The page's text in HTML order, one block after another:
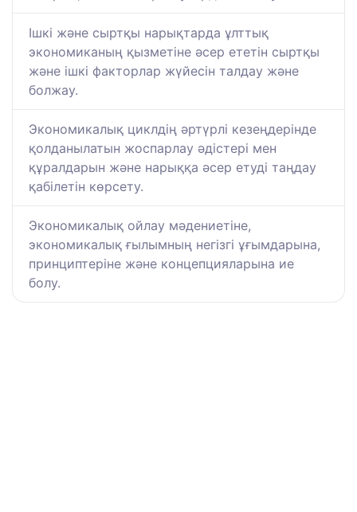
Ішкі және сыртқы нарықтарда ұлттық
экономиканың қызметіне әсер ететін сыртқы
және ішкі факторлар жүйесін талдау және
болжау.
Экономикалық циклдің әртүрлі кезеңдерінде
қолданылатын жоспарлау әдістері мен
құралдарын және нарыққа әсер етуді таңдау
қабілетін көрсету.
Экономикалық ойлау мәдениетіне,
экономикалық ғылымның негізгі ұғымдарына,
принциптеріне және концепцияларына ие
болу.